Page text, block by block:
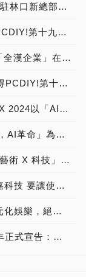
「君主 MONTECH」十週年擴大營運進駐林口新總部，獲得PCDIY!第十九屆玩家票選品牌大賞暨ITMan!企業品牌大調查「電腦機殼」最佳品牌肯定！
網擎資訊電子郵件領域經營有成，獲得PCDIY!第十九屆玩家票選品牌大賞暨ITMan!企業品牌大調查「企業級雲端信箱」最佳品牌肯定！
「全漢 FSP 電源供應器」 台灣製造！「全漢企業」在台灣設立桃三廠，研發、製造MIT世界第一「台灣之光：80 PLUS金牌電源FSP VITA GM MIT、80 PLUS銅牌電源FSP T-Series MIT 系列 全新ATX 3.1電源 製造大樓 生產線 揭秘」現場直擊！
Western Digital儲存領域經營有成，獲得PCDIY!第十八屆玩家票選品牌大賞暨ITMan!企業品牌大調查2023「SSD、HDD與企業硬碟」最佳品牌肯定！
迎廣科技 InWin 魅力四射，COMPUTEX 2024以「AI 硬體生態系」為主題，宣示「AI PC、AI Server人工智慧狂潮沒有缺席」，展示「第11代形象機殼Infinite，ModFree 生態系：個人的AI電腦，企業用AI伺服器系統組裝服務，2500W的白金牌ATX3.1 電源供應器與創新專利模組風扇」
TEAMGROUP 十銓科技 以「遊戲進化，AI革命」為主題，COMPUTEX 2024展示「T-FORCE XTREEM記憶體極限超頻DDR5-9400，PCIe Gen 5 SSD重裝軍團，AI人工智慧記憶體模組、SSD與USB 4.0、Thunderbolt 5.0外接式SSD極速登場」
「技嘉 GIGABYTE AI 新紀元：人類 X 藝術 X 科技」特展，「展示人工智慧如何在人類、藝術及科技交織，從 AI 生成藝術到機器學習應用」激發無限生成式AI創意可能！
「GIGABYTE AI TOP」強勢來襲！技嘉科技 要讓使用者「在桌上實現地端AI訓練」，完美結合「AI TOP Utility 軟體、AI TOP Hardware 硬體與 AI TOP Tutor 顧問服務」打造更美好 AI 世界！
網咖巡禮》新時代網咖的趨勢、轉型多元化娛樂，絕妙日式體驗—「戰國網e宿館」直擊專訪
AMD在北京召開AI PC創新峰會！蘇姿丰正式宣告：「AI PC YES！」AMD將賦能數十億人日常生活，從雲、數據中心、邊緣到終端釋放AI潛力，展示了AMD AI PC生態鏈合作經營成果與可預見的未來！